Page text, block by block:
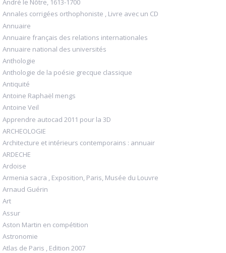
André le Nôtre, 1613-1700
Annales corrigées orthophoniste , Livre avec un CD
Annuaire
Annuaire français des relations internationales
Annuaire national des universités
Anthologie
Anthologie de la poésie grecque classique
Antiquité
Antoine Raphaël mengs
Antoine Veil
Apprendre autocad 2011 pour la 3D
ARCHEOLOGIE
Architecture et intérieurs contemporains : annuair
ARDECHE
Ardoise
Armenia sacra , Exposition, Paris, Musée du Louvre
Arnaud Guérin
Art
Assur
Aston Martin en compétition
Astronomie
Atlas de Paris , Edition 2007